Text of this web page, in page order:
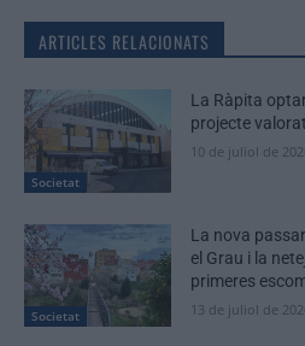
ARTICLES RELACIONATS
Societat
La Ràpita
projecte
10 de juliol de
Societat
La nova
el Grau i la
primeres
13 de juliol de